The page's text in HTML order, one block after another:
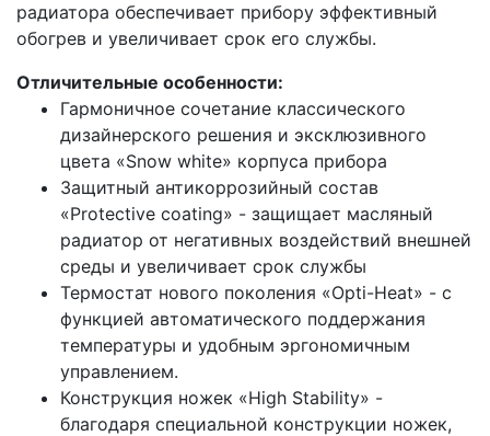
радиатора обеспечивает прибору эффективный
обогрев и увеличивает срок его службы.
Отличительные особенности:
Гармоничное сочетание классического
дизайнерского решения и эксклюзивного
цвета «Snow white» корпуса прибора
Защитный антикоррозийный состав
«Protective coating» - защищает масляный
радиатор от негативных воздействий внешней
среды и увеличивает срок службы
Термостат нового поколения «Opti-Heat» - с
функцией автоматического поддержания
температуры и удобным эргономичным
управлением.
Конструкция ножек «High Stability» -
благодаря специальной конструкции ножек,